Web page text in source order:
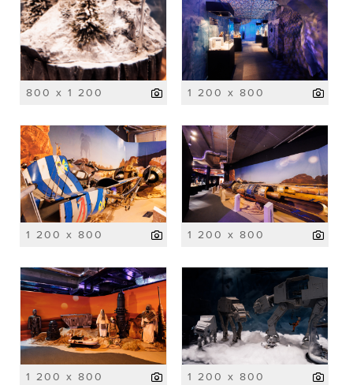
800 x 1 200 1 200 x 800
1 200 x 800 1 200 x 800
1 200 x 800 1 200 x 800